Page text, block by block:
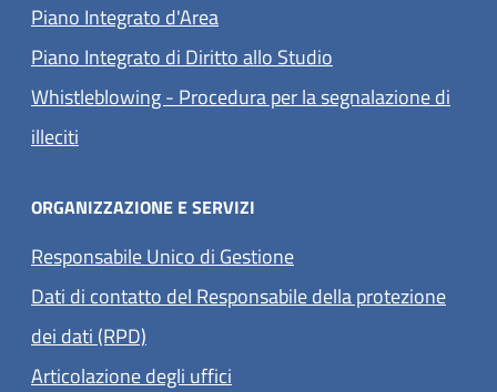
Piano Integrato d'Area
Piano Integrato di Diritto allo Studio
Whistleblowing - Procedura per la segnalazione di
illeciti
ORGANIZZAZIONE E SERVIZI
Responsabile Unico di Gestione
Dati di contatto del Responsabile della protezione
dei dati (RPD)
Articolazione degli uffici